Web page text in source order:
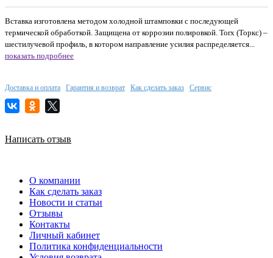
Вставка изготовлена методом холодной штамповки с последующей
термической обработкой. Защищена от коррозии полировкой. Torx (Торкс) –
шестилучевой профиль, в котором направление усилия распределяется...
показать подробнее
Доставка и оплата Гарантия и возврат Как сделать заказ Сервис
Написать отзыв
О компании
Как сделать заказ
Новости и статьи
Отзывы
Контакты
Личный кабинет
Политика конфиденциальности